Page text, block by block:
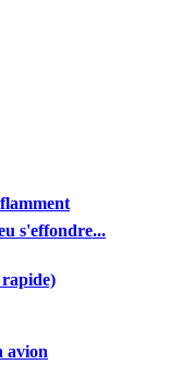
s'effondre...
rapide)
avion